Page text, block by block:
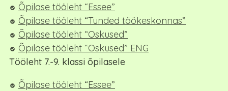
Õpilase tööleht “Essee”
Õpilase tööleht “Tunded töökeskonnas”
Õpilase tööleht “Oskused”
Õpilase tööleht “Oskused” ENG
Tööleht 7.-9. klassi õpilasele
Õpilase tööleht “Essee”